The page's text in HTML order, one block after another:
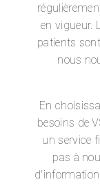
en vigueur.
patients
nous
En
besoins de
un service
pas à